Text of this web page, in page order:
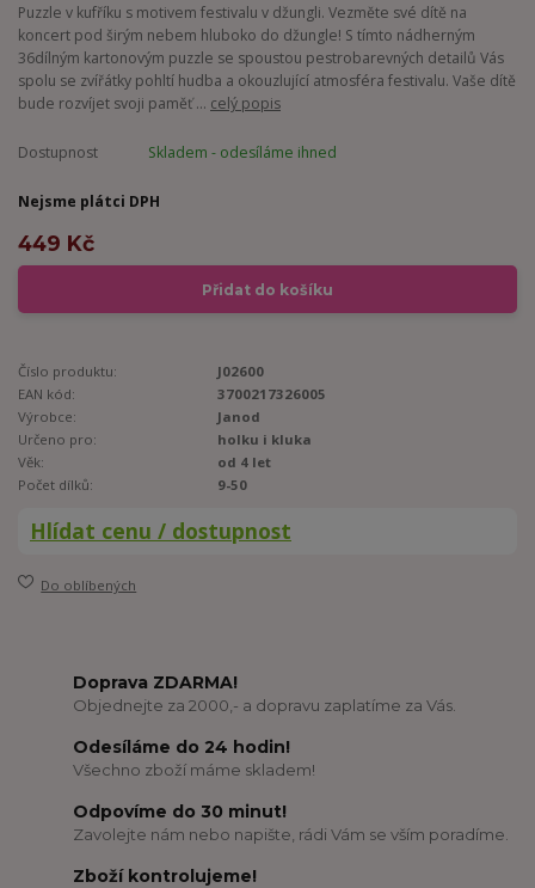
Puzzle v kufříku s motivem festivalu v džungli. Vezměte své dítě na
koncert pod širým nebem hluboko do džungle! S tímto nádherným
36dílným kartonovým puzzle se spoustou pestrobarevných detailů Vás
spolu se zvířátky pohltí hudba a okouzlující atmosféra festivalu. Vaše dítě
bude rozvíjet svoji paměť ... celý popis
Dostupnost Skladem - odesíláme ihned
Nejsme plátci DPH
449 Kč
Přidat do košíku
Číslo produktu:
J02600
EAN kód:
3700217326005
Výrobce:
Janod
Určeno pro:
holku i kluka
Věk:
od 4 let
Počet dílků:
9-50
Hlídat cenu / dostupnost
Do oblíbených
Doprava ZDARMA!
Objednejte za 2000,- a dopravu zaplatíme za Vás.
Odesíláme do 24 hodin!
Všechno zboží máme skladem!
Odpovíme do 30 minut!
Zavolejte nám nebo napište, rádi Vám se vším poradíme.
Zboží kontrolujeme!